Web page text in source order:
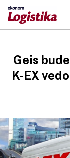
Geis
K-EX